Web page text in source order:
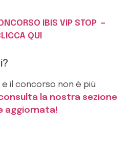
IBIS VIP STOP –
QUI
il concorso non è più
la nostra sezione
aggiornata!